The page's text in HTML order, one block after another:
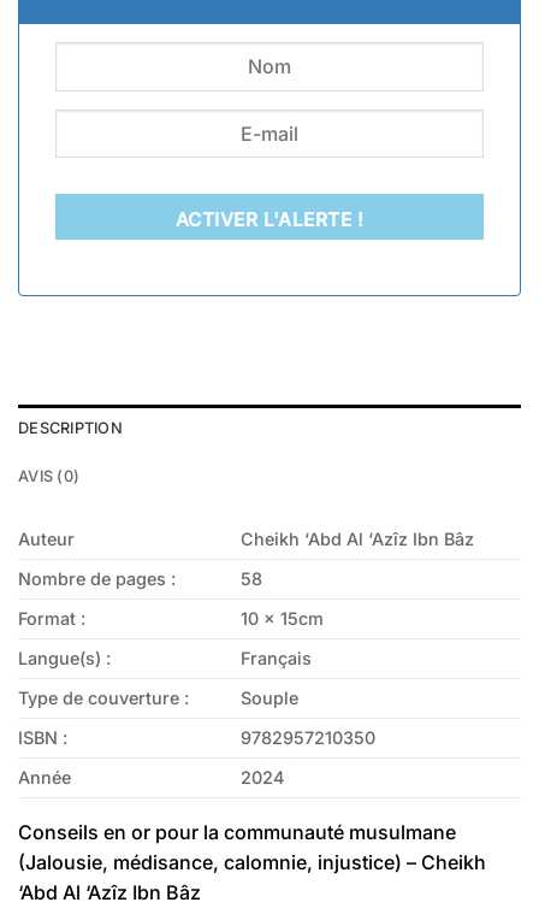
ACTIVER L'ALERTE !
DESCRIPTION
AVIS (0)
Auteur
Cheikh ‘Abd Al ‘Azîz Ibn Bâz
Nombre de pages :
58
Format :
10 x 15cm
Langue(s) :
Français
Type de couverture :
Souple
ISBN :
9782957210350
Année
2024
Conseils en or pour la communauté musulmane
(Jalousie, médisance, calomnie, injustice) – Cheikh
‘Abd Al ‘Azîz Ibn Bâz